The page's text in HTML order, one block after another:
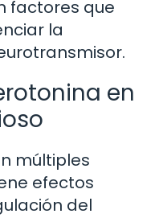
factores que
la
en
múltiples
efectos
del